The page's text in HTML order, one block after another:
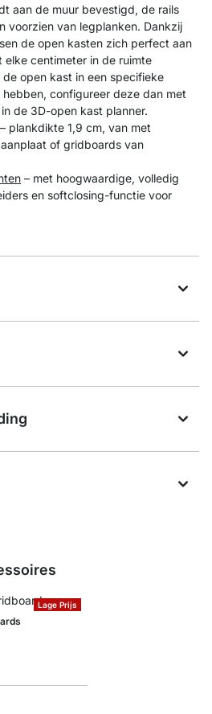
aan de muur bevestigd, de rails
voorzien van legplanken. Dankzij
de open kasten zich perfect aan
elke centimeter in de ruimte
open kast in een specifieke
configureer deze dan met
de 3D-open kast planner.
– plankdikte 1,9 cm, van met
of gridboards van
– met hoogwaardige, volledig
en softclosing-functie voor
Lage Prijs